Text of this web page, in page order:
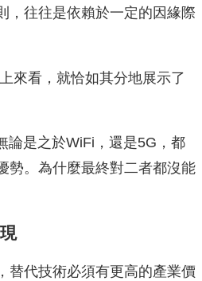
，往往是依賴於一定的因緣際
來看，就恰如其分地展示了
論是之於WiFi，還是5G，都
勢。為什麼最終對二者都沒能
替代技術必須有更高的產業價